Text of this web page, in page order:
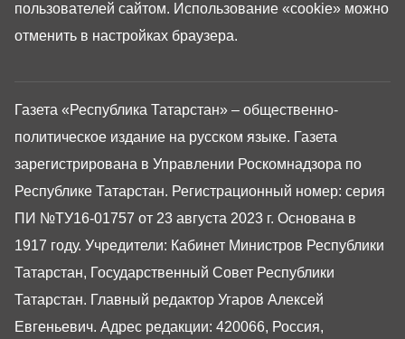
Газета «Республика Татарстан» – общественно-
политическое издание на русском языке. Газета
зарегистрирована в Управлении Роскомнадзора по
Республике Татарстан. Регистрационный номер: серия
ПИ №ТУ16-01757 от 23 августа 2023 г. Основана в
1917 году. Учредители: Кабинет Министров Республики
Татарстан, Государственный Совет Республики
Татарстан. Главный редактор Угаров Алексей
Евгеньевич. Адрес редакции: 420066, Россия,
пользователей сайтом. Использование «cookie» можно
отменить в настройках браузера.